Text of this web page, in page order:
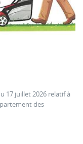
17 juillet 2026 relatif à
des